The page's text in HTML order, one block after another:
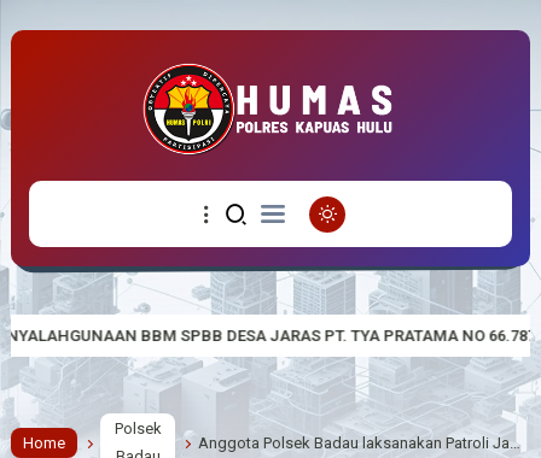
SPBB DESA JARAS PT. TYA PRATAMA NO 66.787.006 POLSEK
Home
Polsek
Anggota Polsek Badau laksanakan Patroli Jaga Kamtibmas Wilayah Hukum Polsek Badau